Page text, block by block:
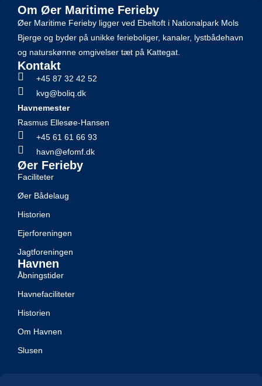
Om Øer Maritime Ferieby
Øer Maritime Ferieby ligger ved Ebeltoft i Nationalpark Mols
Bjerge og byder på unikke ferieboliger, kanaler, lystbådehavn
og naturskønne omgivelser tæt på Kattegat.
Kontakt
+45 87 32 42 52
kvg@boliq.dk
Havnemester
Rasmus Ellesøe-Hansen
+45 61 61 66 93
havn@efomf.dk
Øer Ferieby
Faciliteter
Øer Bådelaug
Historien
Ejerforeningen
Jagtforeningen
Havnen
Åbningstider
Havnefaciliteter
Historien
Om Havnen
Slusen